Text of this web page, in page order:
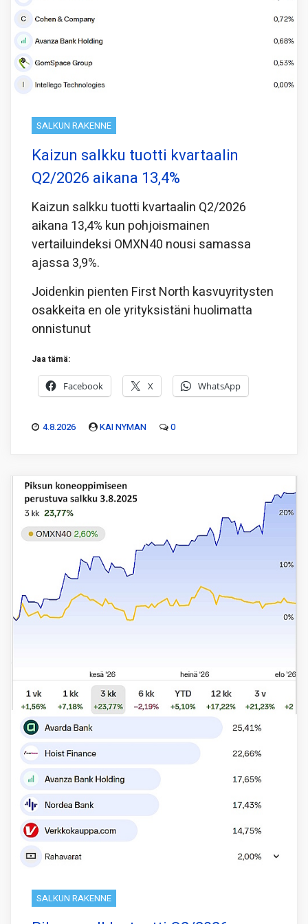
SALKUN RAKENNE
Kaizun salkku tuotti kvartaalin
Q2/2026 aikana 13,4%
Kaizun salkku tuotti kvartaalin Q2/2026
aikana 13,4% kun pohjoismainen
vertailuindeksi OMXN40 nousi samassa
ajassa 3,9%.
Joidenkin pienten First North kasvuyritysten
osakkeita en ole yrityksistäni huolimatta
onnistunut
Jaa tämä:
Facebook X WhatsApp
4.8.2026 KAI NYMAN 0
SALKUN RAKENNE